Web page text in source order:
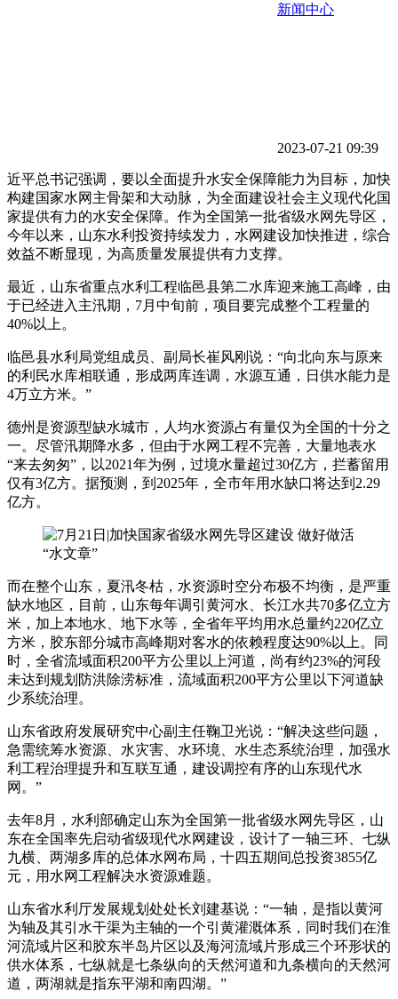
新闻中心
2023-07-21 09:39
近平总书记强调，要以全面提升水安全保障能力为目标，加快
构建国家水网主骨架和大动脉，为全面建设社会主义现代化国
家提供有力的水安全保障。作为全国第一批省级水网先导区，
今年以来，山东水利投资持续发力，水网建设加快推进，综合
效益不断显现，为高质量发展提供有力支撑。
最近，山东省重点水利工程临邑县第二水库迎来施工高峰，由
于已经进入主汛期，7月中旬前，项目要完成整个工程量的
40%以上。
临邑县水利局党组成员、副局长崔风刚说：“向北向东与原来
的利民水库相联通，形成两库连调，水源互通，日供水能力是
4万立方米。”
德州是资源型缺水城市，人均水资源占有量仅为全国的十分之
一。尽管汛期降水多，但由于水网工程不完善，大量地表水
“来去匆匆”，以2021年为例，过境水量超过30亿方，拦蓄留用
仅有3亿方。据预测，到2025年，全市年用水缺口将达到2.29
亿方。
而在整个山东，夏汛冬枯，水资源时空分布极不均衡，是严重
缺水地区，目前，山东每年调引黄河水、长江水共70多亿立方
米，加上本地水、地下水等，全省年平均用水总量约220亿立
方米，胶东部分城市高峰期对客水的依赖程度达90%以上。同
时，全省流域面积200平方公里以上河道，尚有约23%的河段
未达到规划防洪除涝标准，流域面积200平方公里以下河道缺
少系统治理。
山东省政府发展研究中心副主任鞠卫光说：“解决这些问题，
急需统筹水资源、水灾害、水环境、水生态系统治理，加强水
利工程治理提升和互联互通，建设调控有序的山东现代水
网。”
去年8月，水利部确定山东为全国第一批省级水网先导区，山
东在全国率先启动省级现代水网建设，设计了一轴三环、七纵
九横、两湖多库的总体水网布局，十四五期间总投资3855亿
元，用水网工程解决水资源难题。
山东省水利厅发展规划处处长刘建基说：“一轴，是指以黄河
为轴及其引水干渠为主轴的一个引黄灌溉体系，同时我们在淮
河流域片区和胶东半岛片区以及海河流域片形成三个环形状的
供水体系，七纵就是七条纵向的天然河道和九条横向的天然河
道，两湖就是指东平湖和南四湖。”